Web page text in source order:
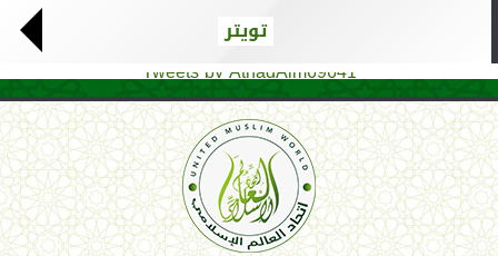
تويتر
Tweets by AthadAlm69641